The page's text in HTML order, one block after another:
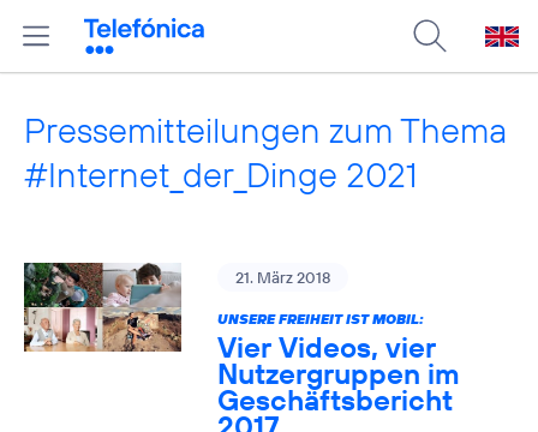
Pressemitteilungen zum Thema
#Internet_der_Dinge 2021
21. März 2018
UNSERE FREIHEIT IST MOBIL:
Vier Videos, vier
Nutzergruppen im
Geschäftsbericht